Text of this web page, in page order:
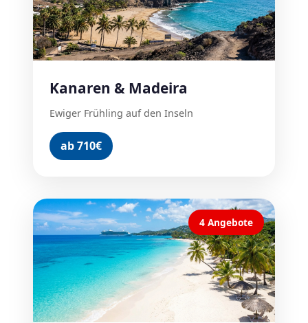
Kanaren & Madeira
Ewiger Frühling auf den Inseln
ab 710€
4 Angebote